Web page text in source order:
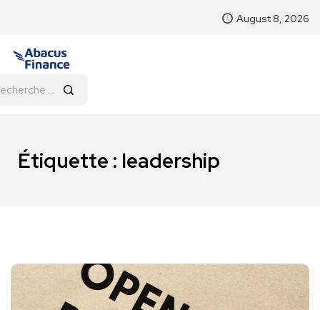
August 8, 2026
Étiquette : leadership